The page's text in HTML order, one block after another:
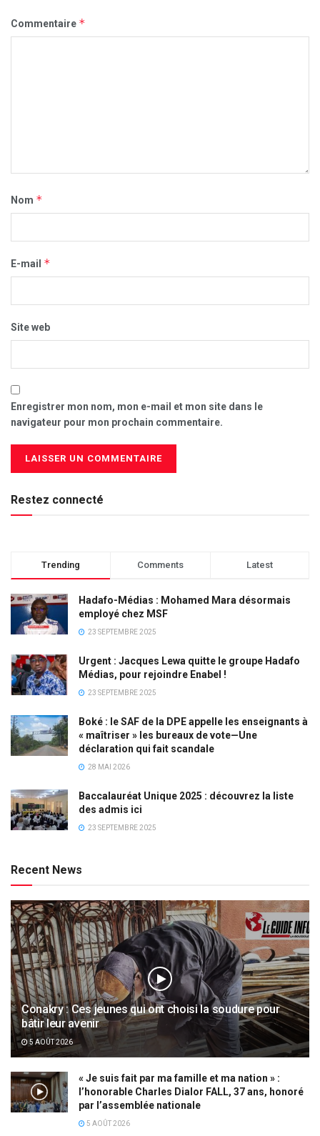
Commentaire *
Nom *
E-mail *
Site web
Enregistrer mon nom, mon e-mail et mon site dans le
navigateur pour mon prochain commentaire.
Restez connecté
Trending Comments Latest
Hadafo-Médias : Mohamed Mara désormais
employé chez MSF
23 SEPTEMBRE 2025
Urgent : Jacques Lewa quitte le groupe Hadafo
Médias, pour rejoindre Enabel !
23 SEPTEMBRE 2025
Boké : le SAF de la DPE appelle les enseignants à
« maîtriser » les bureaux de vote—Une
déclaration qui fait scandale
28 MAI 2026
Baccalauréat Unique 2025 : découvrez la liste
des admis ici
23 SEPTEMBRE 2025
Recent News
Conakry : Ces jeunes qui ont choisi la soudure pour
bâtir leur avenir
5 AOÛT 2026
« Je suis fait par ma famille et ma nation » :
l’honorable Charles Dialor FALL, 37 ans, honoré
par l’assemblée nationale
5 AOÛT 2026